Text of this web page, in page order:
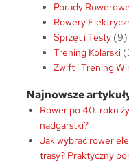
Porady Rowerowe
Rowery
Sprzęt i Testy (9)
Trening Kolarski
Zwift i Trening
Najnowsze
Rower po 40. roku
nadgarstki?
Jak wybrać rower
trasy? Praktyczny